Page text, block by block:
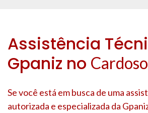
Assistência
Gpaniz no Cardoso
Se você está em busca de uma
autorizada e especializada da